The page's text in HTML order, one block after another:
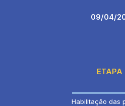
09/04/
ETAPA
Habilitação das